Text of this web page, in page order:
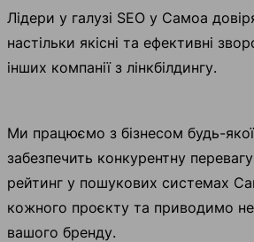
Лідери у галузі SEO у Самоа
настільки якісні та ефективні
інших компанії з лінкбілдингу.
Ми працюємо з бізнесом будь-
забезпечить конкурентну
рейтинг у пошукових системах
кожного проєкту та приводимо не
вашого бренду.